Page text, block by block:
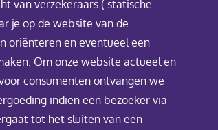
van verzekeraars ( statische
je op de website van de
oriënteren en eventueel een
Om onze website actueel en
consumenten ontvangen we
indien een bezoeker via
tot het sluiten van een